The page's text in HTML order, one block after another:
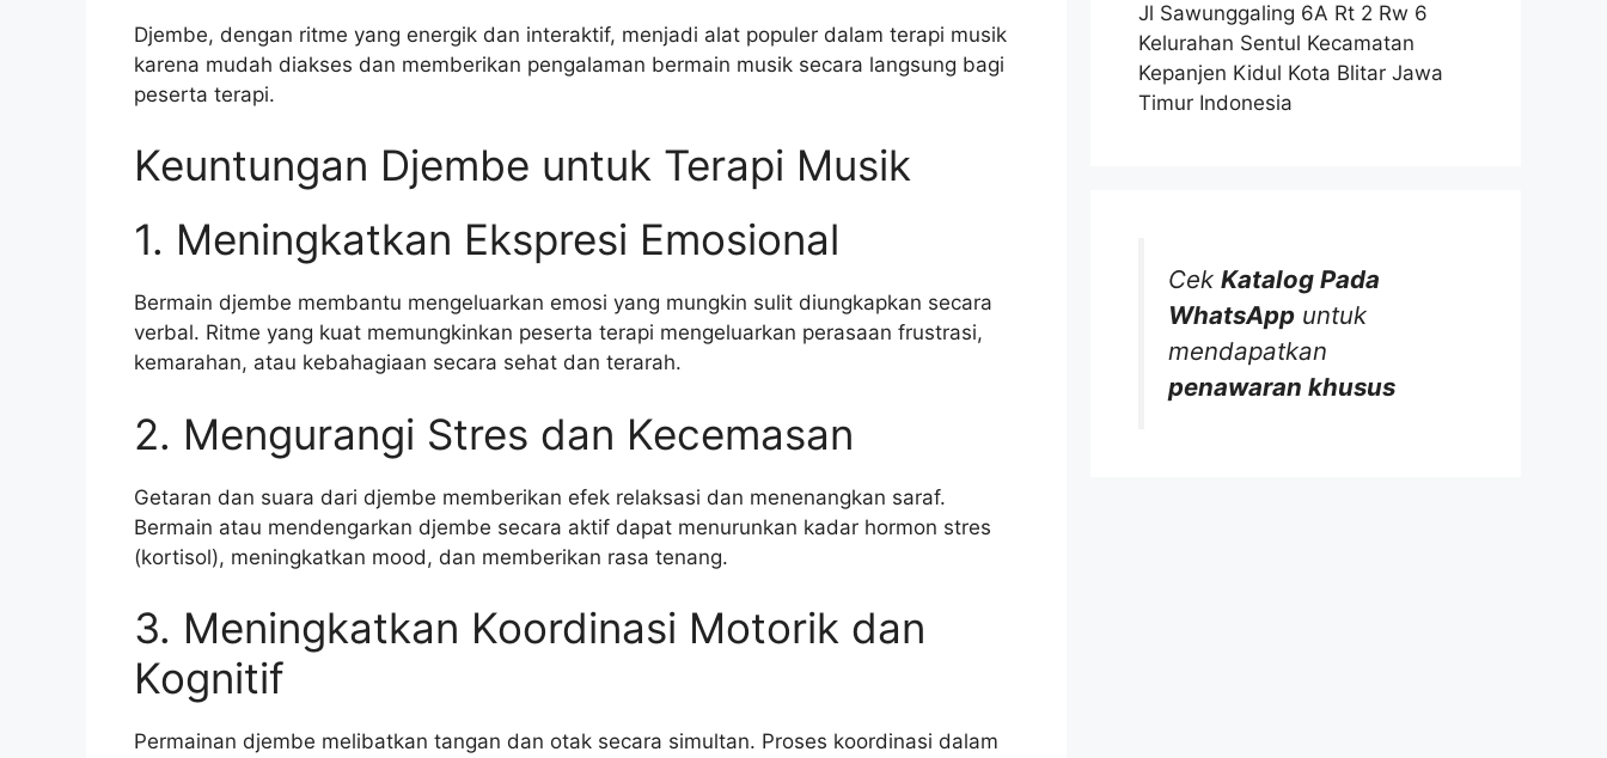
Djembe, dengan ritme yang energik dan interaktif, menjadi alat populer dalam terapi musik
karena mudah diakses dan memberikan pengalaman bermain musik secara langsung bagi
peserta terapi.
Keuntungan Djembe untuk Terapi Musik
1. Meningkatkan Ekspresi Emosional
Bermain djembe membantu mengeluarkan emosi yang mungkin sulit diungkapkan secara
verbal. Ritme yang kuat memungkinkan peserta terapi mengeluarkan perasaan frustrasi,
kemarahan, atau kebahagiaan secara sehat dan terarah.
2. Mengurangi Stres dan Kecemasan
Getaran dan suara dari djembe memberikan efek relaksasi dan menenangkan saraf.
Bermain atau mendengarkan djembe secara aktif dapat menurunkan kadar hormon stres
(kortisol), meningkatkan mood, dan memberikan rasa tenang.
3. Meningkatkan Koordinasi Motorik dan
Kognitif
Permainan djembe melibatkan tangan dan otak secara simultan. Proses koordinasi dalam
Jl Sawunggaling 6A Rt 2 Rw 6
Kelurahan Sentul Kecamatan
Kepanjen Kidul Kota Blitar Jawa
Timur Indonesia
Cek Katalog Pada
WhatsApp untuk
mendapatkan
penawaran khusus